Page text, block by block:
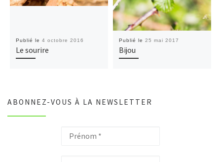
Publié le 4 octobre 2016
Le sourire
Publié le 25 mai 2017
Bijou
ABONNEZ-VOUS À LA NEWSLETTER